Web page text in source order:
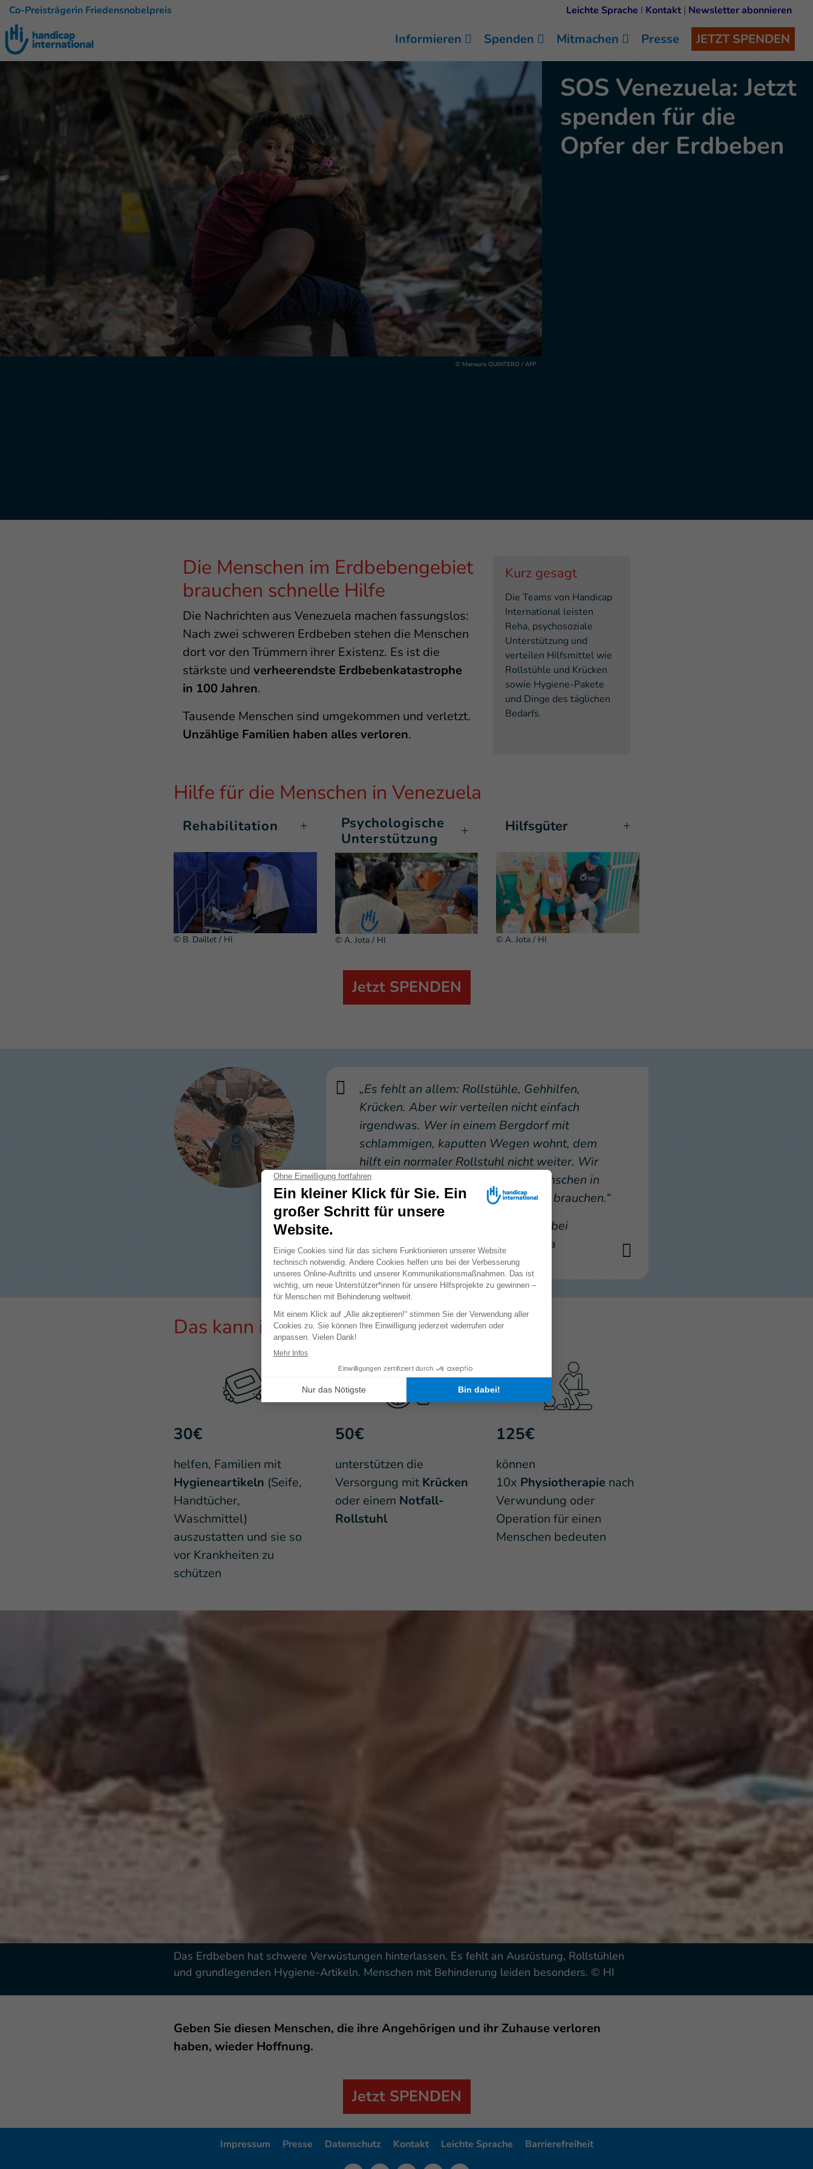
Co-Preisträgerin Friedensnobelpreis Leichte Sprache I Kontakt| Newsletter abonnieren
Informieren Spenden Mitmachen Presse JETZT SPENDEN
© Manaure QUINTERO / AFP
SOS Venezuela: Jetzt
spenden für die
Opfer der Erdbeben
Die Menschen im Erdbebengebiet
brauchen schnelle Hilfe
Die Nachrichten aus Venezuela machen fassungslos:
Nach zwei schweren Erdbeben stehen die Menschen
dort vor den Trümmern ihrer Existenz. Es ist die
stärkste und verheerendste Erdbebenkatastrophe
in 100 Jahren.
Tausende Menschen sind umgekommen und verletzt.
Unzählige Familien haben alles verloren.
Kurz gesagt
Die Teams von Handicap
International leisten
Reha, psychosoziale
Unterstützung und
verteilen Hilfsmittel wie
Rollstühle und Krücken
sowie Hygiene-Pakete
und Dinge des täglichen
Bedarfs.
Hilfe für die Menschen in Venezuela
Rehabilitation
© B. Daillet / HI
Psychologische
Unterstützung
© A. Jota / HI
Hilfsgüter
© A. Jota / HI
Jetzt SPENDEN
„Es fehlt an allem: Rollstühle, Gehhilfen,
Krücken. Aber wir verteilen nicht einfach
irgendwas. Wer in einem Bergdorf mit
schlammigen, kaputten Wegen wohnt, dem
hilft ein normaler Rollstuhl nicht weiter. Wir
schauen uns genau an, was die Menschen in
ihrer konkreten Umgebung wirklich brauchen.“
Yohanna Talloli, Inklusionsexpertin bei
Handicap International in Venezuela
Das kann ihre Spende bewirken
30€
helfen, Familien mit
Hygieneartikeln (Seife,
Handtücher,
Waschmittel)
auszustatten und sie so
vor Krankheiten zu
schützen
50€
unterstützen die
Versorgung mit Krücken
oder einem Notfall-
Rollstuhl
125€
können
10x Physiotherapie nach
Verwundung oder
Operation für einen
Menschen bedeuten
Das Erdbeben hat schwere Verwüstungen hinterlassen. Es fehlt an Ausrüstung, Rollstühlen
und grundlegenden Hygiene-Artikeln. Menschen mit Behinderung leiden besonders. © HI
Geben Sie diesen Menschen, die ihre Angehörigen und ihr Zuhause verloren
haben, wieder Hoffnung.
Jetzt SPENDEN
Impressum Presse Datenschutz Kontakt Leichte Sprache Barrierefreiheit